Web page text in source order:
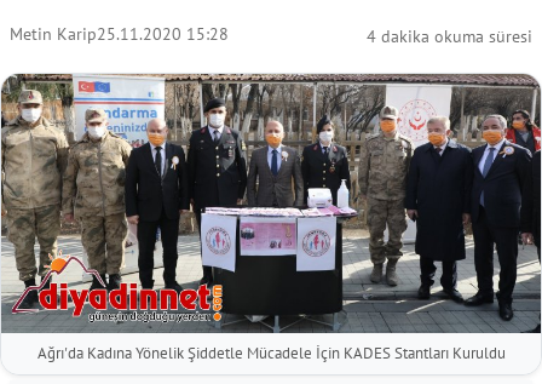
Metin Karip25.11.2020 15:28 4 dakika okuma süresi
Ağrı'da Kadına Yönelik Şiddetle Mücadele İçin KADES Stantları Kuruldu